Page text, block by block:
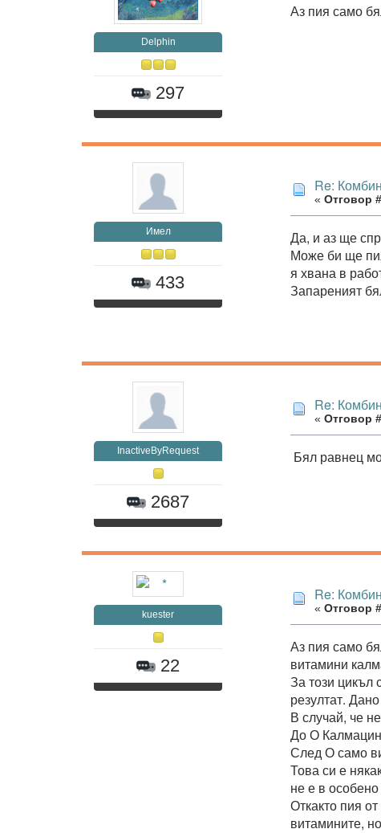
Delphin
297
Аз пия само
Имел
433
Re:
« Отговор
Да, и аз ще
Може би ще
я хвана в
Запареният
InactiveByRequest
2687
Re:
« Отговор
Бял равнец
kuester
22
Re:
« Отговор
Аз пия само
витамини
За този цикъл
резултат.
В случай, че
До О
След О само
Това си е
не е в
Откакто пия
витамините,